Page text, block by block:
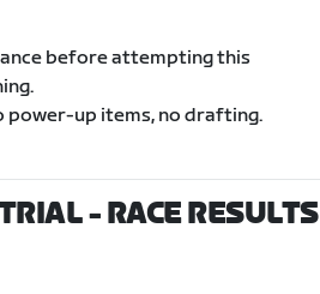
before attempting this
power-up items, no drafting.
- RACE RESULTS